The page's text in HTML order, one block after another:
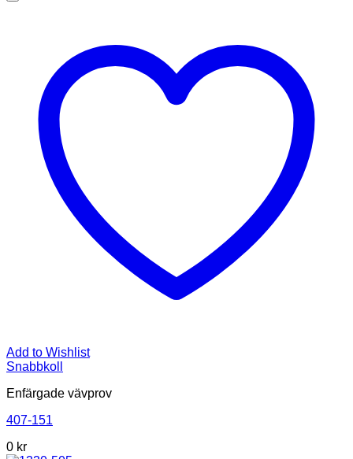
Add to Wishlist
Snabbkoll
Enfärgade vävprov
407-151
0 kr